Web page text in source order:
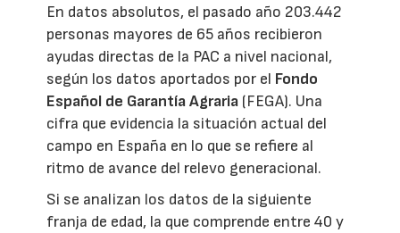
En datos absolutos, el pasado año 203.442
personas mayores de 65 años recibieron
ayudas directas de la PAC a nivel nacional,
según los datos aportados por el Fondo
Español de Garantía Agraria (FEGA). Una
cifra que evidencia la situación actual del
campo en España en lo que se refiere al
ritmo de avance del relevo generacional.
Si se analizan los datos de la siguiente
franja de edad, la que comprende entre 40 y